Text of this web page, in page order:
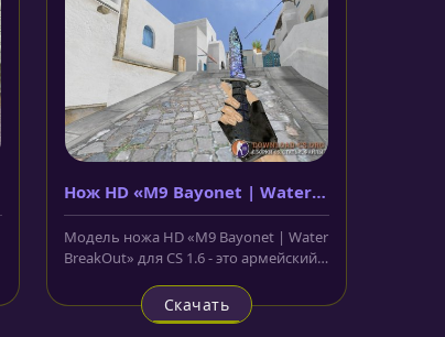
Нож HD «M9 Bayonet | Water
BreakOut»
Модель ножа HD «M9 Bayonet | Water
BreakOut» для CS 1.6 - это армейский
Скачать